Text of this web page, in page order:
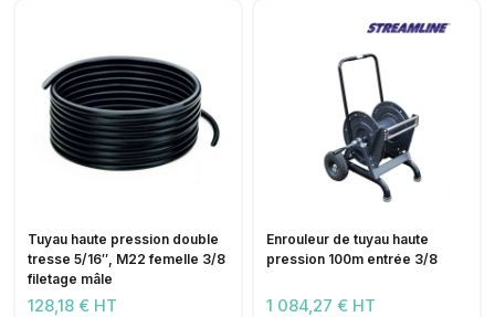
Tuyau haute pression double
tresse 5/16″, M22 femelle 3/8
filetage mâle
128,18 € HT
Enrouleur de tuyau haute
pression 100m entrée 3/8
1 084,27 € HT